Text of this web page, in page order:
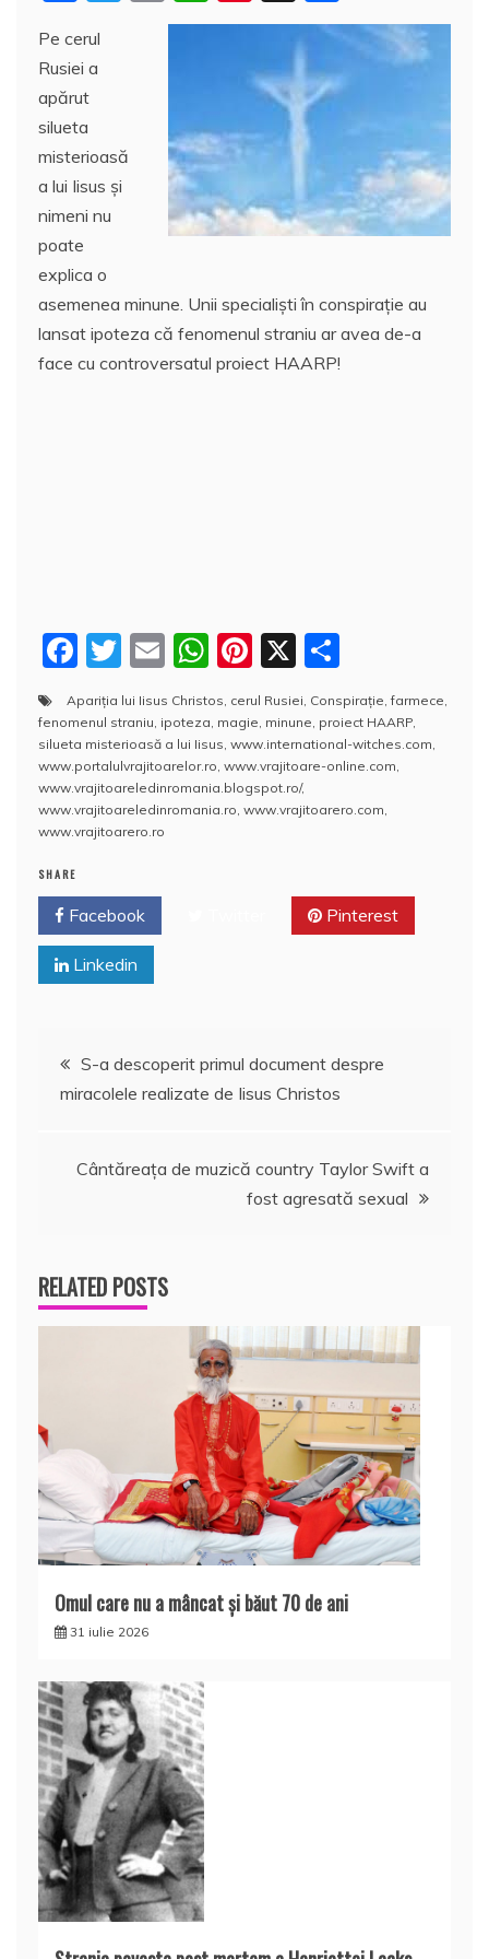
c
e
b
o
o
k
m h
A
p
p
nt
e
st
a
aj
e
a
z
ă
Pe cerul
Rusiei a
apărut
silueta
misterioasă
a lui Iisus şi
nimeni nu
poate
explica o
asemenea minune. Unii specialişti în conspiraţie au
lansat ipoteza că fenomenul straniu ar avea de-a
face cu controversatul proiect HAARP!
F
c
e
b
o
k
T
w
itt
er
E
m
ai
l
W
at
s
A
p
Pi
nt
er
e
st
X
a
rt
aj
a
ă
Apariţia lui Iisus Christos, cerul Rusiei, Conspiraţie,farmece,
fenomenul straniu, ipoteza, magie, minune, proiect HAARP,
silueta misterioasă a lui Iisus, www.international-witches.com,
www.portalulvrajitoarelor.ro, www.vrajitoare-online.com,
www.vrajitoareledinromania.blogspot.ro/,
www.vrajitoareledinromania.ro, www.vrajitoarero.com,
www.vrajitoarero.ro
SHARE
Facebook Pinterest
Linkedin
Navigare
în
articole
S-a descoperit primul document despre
miracolele realizate de Iisus Christos
Cântăreaţa de muzică country Taylor Swift a
fost agresată sexual
RELATED POSTS
Omul care nu a mâncat şi băut 70 de ani
31 iulie 2026